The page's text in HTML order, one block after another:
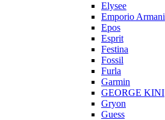
Elysee
Emporio Armani
Epos
Esprit
Festina
Fossil
Furla
Garmin
GEORGE KINI
Gryon
Guess